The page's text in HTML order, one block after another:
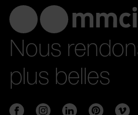
Nous
plus belles